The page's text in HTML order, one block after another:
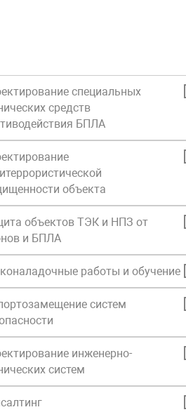
специальных
средств
БПЛА
объекта
объектов ТЭК и НПЗ от
и БПЛА
работы и обучение
систем
инженерно-
систем